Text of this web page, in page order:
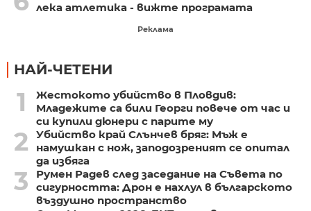
лека атлетика - вижте програмата
Реклама
НАЙ-ЧЕТЕНИ
1
Жестокото убийство в Пловдив:
Младежите са били Георги повече от час и
си купили дюнери с парите му
2
Убийство край Слънчев бряг: Мъж е
намушкан с нож, заподозреният се опитал
да избяга
3
Румен Радев след заседание на Съвета по
сигурността: Дрон е нахлул в българското
въздушно пространство